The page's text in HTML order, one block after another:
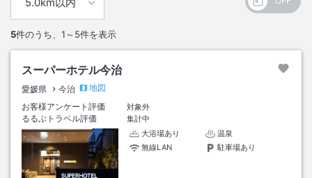
5件のうち、 1～5件を表示
スーパーホテル今治
愛媛県 今治
地図
お客様アンケート評価
対象外
るるぶトラベル評価
集計中
大浴場あり
温泉
無線LAN
駐車場あり